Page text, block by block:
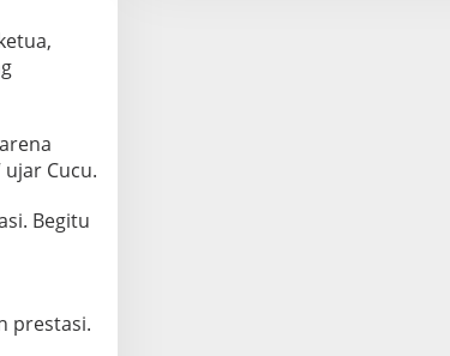
Cucu.
Begitu
prestasi.